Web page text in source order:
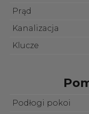
Prąd
Kanalizacja
Klucze
Podłogi pokoi